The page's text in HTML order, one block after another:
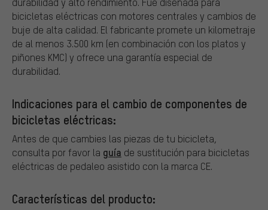
bicicletas eléctricas con motores centrales y cambios de
buje de alta calidad. El fabricante promete un kilometraje
de al menos 3.500 km (en combinación con los platos y
piñones KMC) y ofrece una garantía especial de
durabilidad.
Indicaciones para el cambio de componentes de
bicicletas eléctricas:
Antes de que cambies las piezas de tu bicicleta,
consulta por favor la guía de sustitución para bicicletas
eléctricas de pedaleo asistido con la marca CE.
Características del producto: